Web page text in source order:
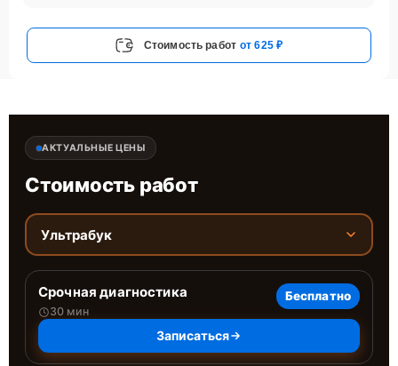
Стоимость работ от 625 ₽
АКТУАЛЬНЫЕ ЦЕНЫ
Стоимость работ
Ультрабук
Срочная диагностика
30 мин
Бесплатно
Записаться